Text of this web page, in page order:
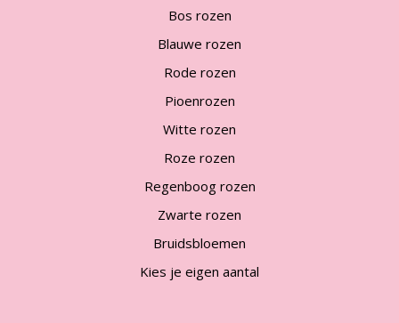
Bos rozen
Blauwe rozen
Rode rozen
Pioenrozen
Witte rozen
Roze rozen
Regenboog rozen
Zwarte rozen
Bruidsbloemen
Kies je eigen aantal